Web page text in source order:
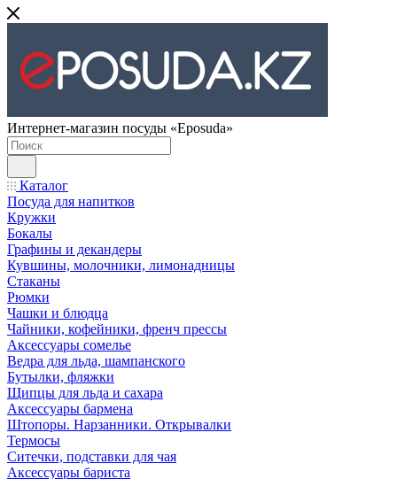
Интернет-магазин посуды «Eposuda»
Каталог
Посуда для напитков
Кружки
Бокалы
Графины и декандеры
Кувшины, молочники, лимонадницы
Стаканы
Рюмки
Чашки и блюдца
Чайники, кофейники, френч прессы
Аксессуары сомелье
Ведра для льда, шампанского
Бутылки, фляжки
Щипцы для льда и сахара
Аксессуары бармена
Штопоры. Нарзанники. Открывалки
Термосы
Ситечки, подставки для чая
Аксессуары бариста